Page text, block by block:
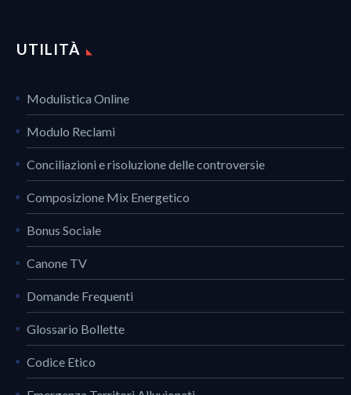
UTILITÀ
Modulistica Online
Modulo Reclami
Conciliazioni e risoluzione delle controversie
Composizione Mix Energetico
Bonus Sociale
Canone TV
Domande Frequenti
Glossario Bollette
Codice Etico